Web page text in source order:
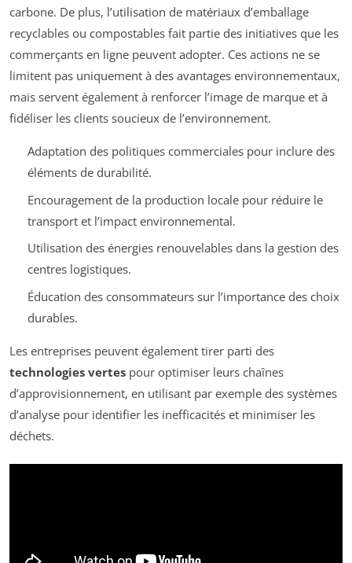
carbone. De plus, l’utilisation de matériaux d’emballage
recyclables ou compostables fait partie des initiatives que les
commerçants en ligne peuvent adopter. Ces actions ne se
limitent pas uniquement à des avantages environnementaux,
mais servent également à renforcer l’image de marque et à
fidéliser les clients soucieux de l’environnement.
Adaptation des politiques commerciales pour inclure des
éléments de durabilité.
Encouragement de la production locale pour réduire le
transport et l’impact environnemental.
Utilisation des énergies renouvelables dans la gestion des
centres logistiques.
Éducation des consommateurs sur l’importance des choix
durables.
Les entreprises peuvent également tirer parti des
technologies vertes pour optimiser leurs chaînes
d’approvisionnement, en utilisant par exemple des systèmes
d’analyse pour identifier les inefficacités et minimiser les
déchets.